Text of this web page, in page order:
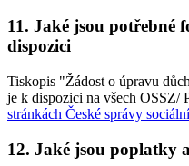
11. Jaké jsou potřebné
dispozici
Tiskopis "Žádost o úpravu
je k dispozici na všech OSSZ/
stránkách České správy
12. Jaké jsou poplatky